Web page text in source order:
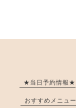
★当日予約情報★
おすすめメニュー